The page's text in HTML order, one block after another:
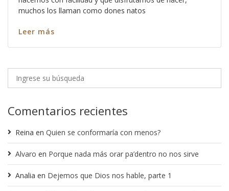
muchos los llaman como dones natos
Leer más
Comentarios recientes
Reina en Quien se conformaría con menos?
Alvaro en Porque nada más orar pa’dentro no nos sirve
Analia en Dejemos que Dios nos hable, parte 1